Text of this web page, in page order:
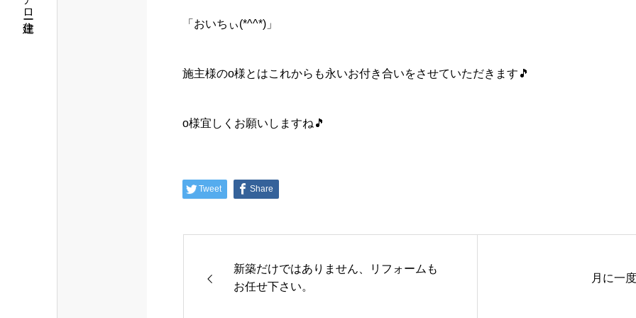
「おいちぃ(*^^*)」
施主様のo様とはこれからも永いお付き合いをさせていただきます🎵
o様宜しくお願いしますね🎵
Tweet Share
新築だけではありません、リフォームも
お任せ下さい。
月に一度